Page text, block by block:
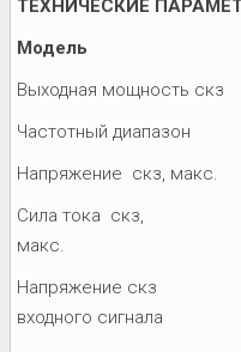
ТЕХНИЧЕСКИЕ
Модель
Выходная мощность скз
Частотный диапазон
Напряжение скз, макс.
Сила тока скз,
макс.
Напряжение скз
входного сигнала